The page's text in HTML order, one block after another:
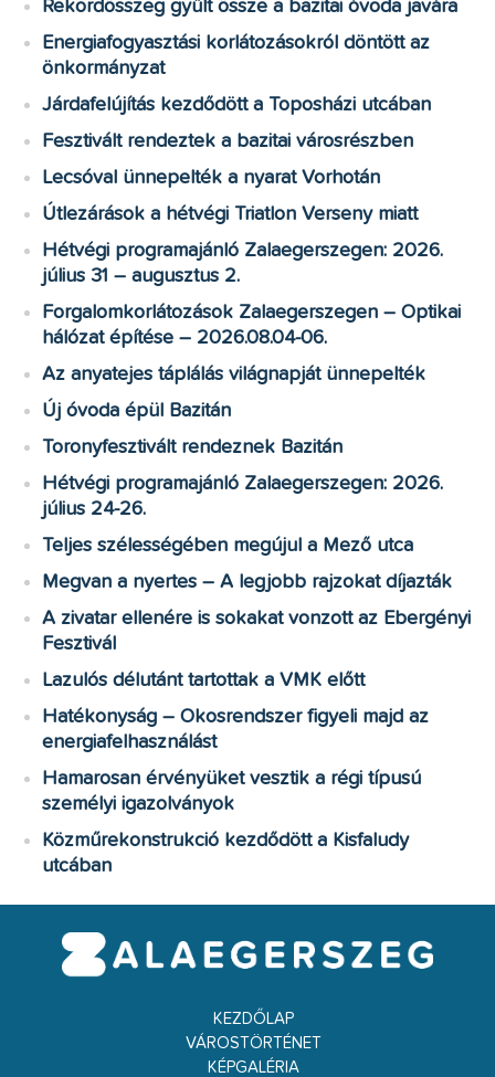
Rekordösszeg gyűlt össze a bazitai óvoda javára
Energiafogyasztási korlátozásokról döntött az
önkormányzat
Járdafelújítás kezdődött a Toposházi utcában
Fesztivált rendeztek a bazitai városrészben
Lecsóval ünnepelték a nyarat Vorhotán
Útlezárások a hétvégi Triatlon Verseny miatt
Hétvégi programajánló Zalaegerszegen: 2026.
július 31 – augusztus 2.
Forgalomkorlátozások Zalaegerszegen – Optikai
hálózat építése – 2026.08.04-06.
Az anyatejes táplálás világnapját ünnepelték
Új óvoda épül Bazitán
Toronyfesztivált rendeznek Bazitán
Hétvégi programajánló Zalaegerszegen: 2026.
július 24-26.
Teljes szélességében megújul a Mező utca
Megvan a nyertes – A legjobb rajzokat díjazták
A zivatar ellenére is sokakat vonzott az Ebergényi
Fesztivál
Lazulós délutánt tartottak a VMK előtt
Hatékonyság – Okosrendszer figyeli majd az
energiafelhasználást
Hamarosan érvényüket vesztik a régi típusú
személyi igazolványok
Közműrekonstrukció kezdődött a Kisfaludy
utcában
KEZDŐLAP
VÁROSTÖRTÉNET
KÉPGALÉRIA